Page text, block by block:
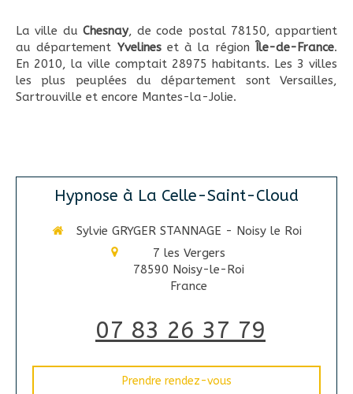
La ville du Chesnay, de code postal 78150, appartient
au département Yvelineset à la régionÎle-de-France.
En 2010, la ville comptait 28975 habitants. Les 3 villes
les plus peuplées du département sont Versailles,
Sartrouville et encore Mantes-la-Jolie.
Hypnose à La Celle-Saint-Cloud
Sylvie GRYGER STANNAGE - Noisy le Roi
7 les Vergers
78590 Noisy-le-Roi
France
07 83 26 37 79
Prendre rendez-vous